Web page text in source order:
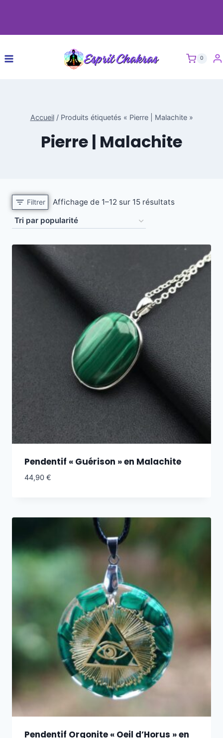
0
Accueil/ Produits étiquetés « Pierre | Malachite »
Pierre | Malachite
Filtrer Affichage de 1–12 sur 15 résultats
Pendentif « Guérison » en Malachite
44,90 €
Pendentif Orgonite « Oeil d’Horus » en